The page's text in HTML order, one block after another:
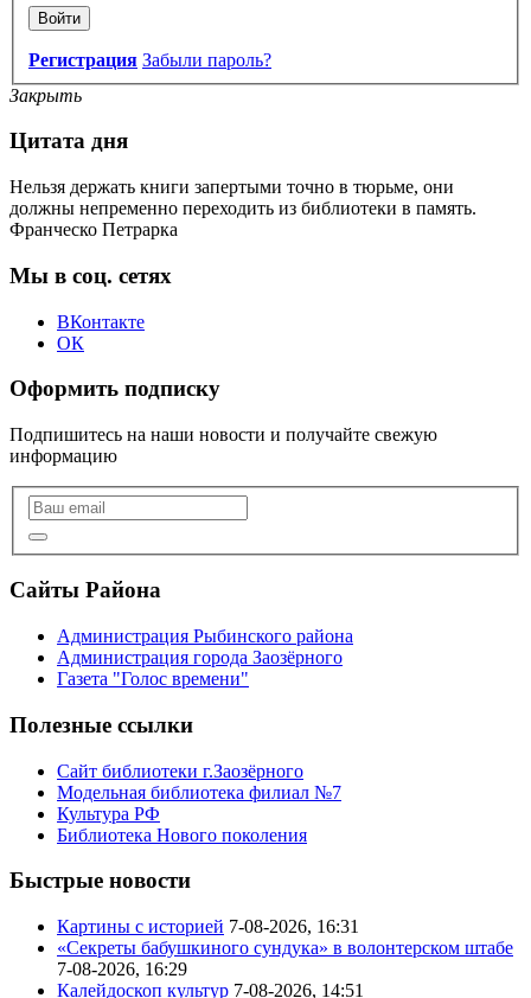
Войти
Регистрация Забыли пароль?
Закрыть
Цитата дня
Нельзя держать книги запертыми точно в тюрьме, они
должны непременно переходить из библиотеки в память.
Франческо Петрарка
Мы в соц. сетях
ВКонтакте
ОК
Оформить подписку
Подпишитесь на наши новости и получайте свежую
информацию
Сайты Района
Администрация Рыбинского района
Администрация города Заозёрного
Газета "Голос времени"
Полезные ссылки
Сайт библиотеки г.Заозёрного
Модельная библиотека филиал №7
Культура РФ
Библиотека Нового поколения
Быстрые новости
Картины с историей 7-08-2026, 16:31
«Секреты бабушкиного сундука» в волонтерском штабе
7-08-2026, 16:29
Калейдоскоп культур 7-08-2026, 14:51